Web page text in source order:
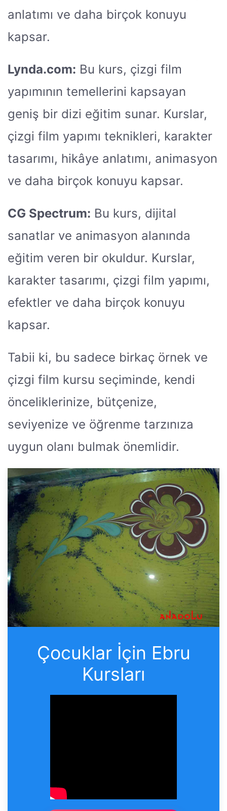
anlatımı ve daha birçok konuyu
kapsar.
Lynda.com: Bu kurs, çizgi film
yapımının temellerini kapsayan
geniş bir dizi eğitim sunar. Kurslar,
çizgi film yapımı teknikleri, karakter
tasarımı, hikâye anlatımı, animasyon
ve daha birçok konuyu kapsar.
CG Spectrum: Bu kurs, dijital
sanatlar ve animasyon alanında
eğitim veren bir okuldur. Kurslar,
karakter tasarımı, çizgi film yapımı,
efektler ve daha birçok konuyu
kapsar.
Tabii ki, bu sadece birkaç örnek ve
çizgi film kursu seçiminde, kendi
önceliklerinize, bütçenize,
seviyenize ve öğrenme tarzınıza
uygun olanı bulmak önemlidir.
Çocuklar İçin Ebru
Kursları